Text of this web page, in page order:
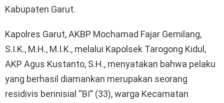
Kabupaten Garut.
Kapolres Garut, AKBP Mochamad Fajar Gemilang,
S.I.K., M.H., M.I.K., melalui Kapolsek Tarogong Kidul,
AKP Agus Kustanto, S.H., menyatakan bahwa pelaku
yang berhasil diamankan merupakan seorang
residivis berinisial “BI” (33), warga Kecamatan